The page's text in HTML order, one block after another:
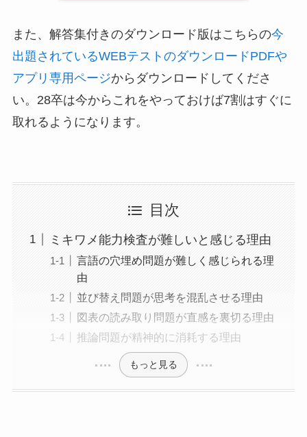
また、解答集付きのダウンロード版はこちらの今
出題されているWEBテストのダウンロードPDFや
アプリ専用ページからダウンロードしてくださ
い。28卒は今からこれをやっておけば7割はすぐに
取れるようになります。
目次
ミキワメ能力検査が難しいと感じる理由
言語の穴埋め問題が難しく感じられる理
由
並び替え問題が思考を混乱させる理由
図表の読み取り問題が直感を裏切る理由
推論問題が精神的に消耗する理由
もっと見る